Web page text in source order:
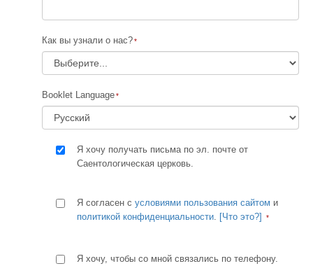
Как вы узнали о нас?
Booklet Language
Я хочу получать письма по эл. почте от
Саентологическая церковь.
Я согласен с условиями пользования сайтом и
политикой конфиденциальности. [Что это?]
Я хочу, чтобы со мной связались по телефону.